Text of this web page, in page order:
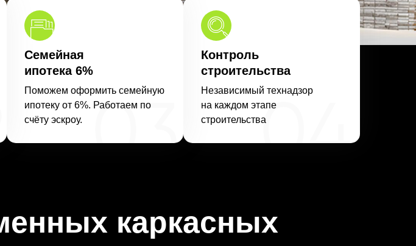
Семейная
ипотека 6%
Поможем оформить семейную
ипотеку от 6%. Работаем по
счёту эскроу.
Контроль
строительства
Независимый технадзор
на каждом этапе
строительства
каркасных